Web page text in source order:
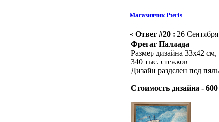
Магазинчик Pteris
« Ответ #20 : 26
Фрегат Паллада
Размер дизайна
340 тыс. стежков
Дизайн разделен под
Стоимость дизайна - 600